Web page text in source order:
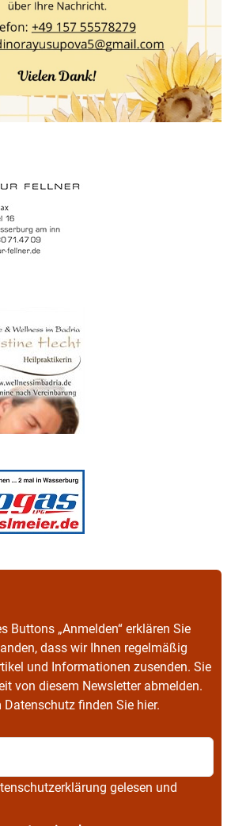
Buttons „Anmelden“ erklären Sie
dass wir Ihnen regelmäßig
und Informationen zusenden. Sie
von diesem Newsletter abmelden.
finden Sie hier.
gelesen und